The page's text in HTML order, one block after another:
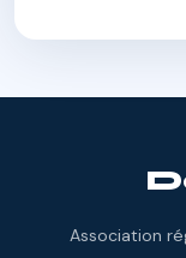
Association